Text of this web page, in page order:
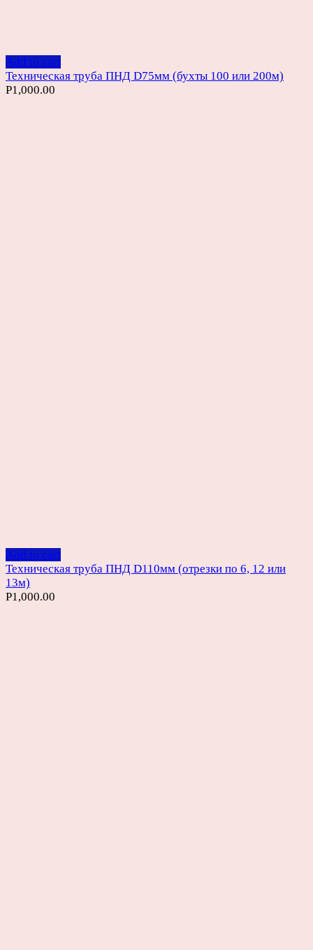
Add to cart
Техническая труба ПНД D75мм (бухты 100 или 200м)
Р1,000.00
Add to cart
Техническая труба ПНД D110мм (отрезки по 6, 12 или
13м)
Р1,000.00